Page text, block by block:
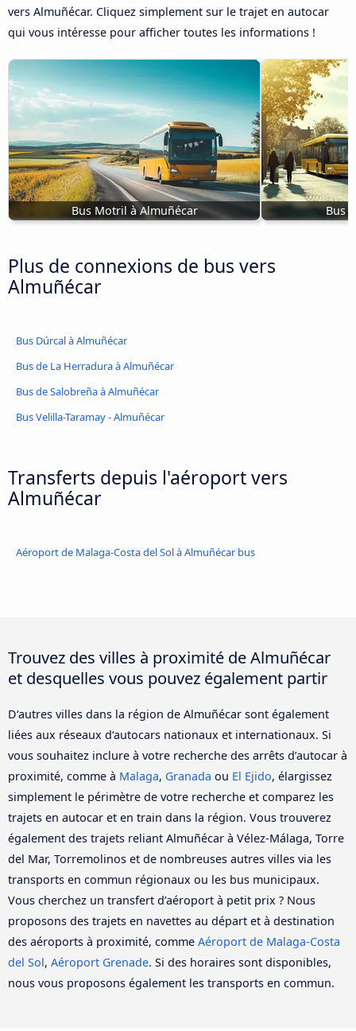
vers Almuñécar. Cliquez simplement sur le trajet en autocar
qui vous intéresse pour afficher toutes les informations !
Bus Motril à Almuñécar Bus
Plus de connexions de bus vers
Almuñécar
Bus Dúrcal à Almuñécar
Bus de La Herradura à Almuñécar
Bus de Salobreña à Almuñécar
Bus Velilla-Taramay - Almuñécar
Transferts depuis l'aéroport vers
Almuñécar
Aéroport de Malaga-Costa del Sol à Almuñécar bus
Trouvez des villes à proximité de Almuñécar
et desquelles vous pouvez également partir
D‘autres villes dans la région de Almuñécar sont également
liées aux réseaux d‘autocars nationaux et internationaux. Si
vous souhaitez inclure à votre recherche des arrêts d’autocar à
proximité, comme à Malaga, Granada ou El Ejido, élargissez
simplement le périmètre de votre recherche et comparez les
trajets en autocar et en train dans la région. Vous trouverez
également des trajets reliant Almuñécar à Vélez-Málaga, Torre
del Mar, Torremolinos et de nombreuses autres villes via les
transports en commun régionaux ou les bus municipaux.
Vous cherchez un transfert d’aéroport à petit prix ? Nous
proposons des trajets en navettes au départ et à destination
des aéroports à proximité, comme Aéroport de Malaga-Costa
del Sol, Aéroport Grenade. Si des horaires sont disponibles,
nous vous proposons également les transports en commun.